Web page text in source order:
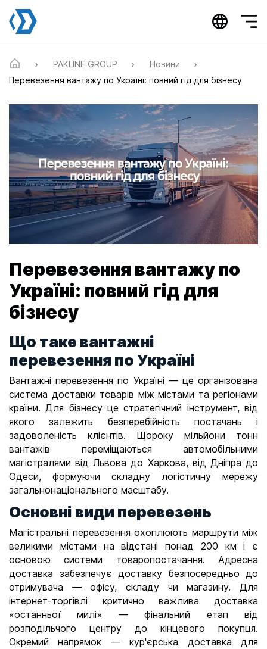
П
о
о
р
і
н
к
о
в
а
в
і
г
ц
і
я
-
в
а
ш
ш
л
я
х
н
а
с
а
й
т
і
PAKLINE GROUPPAKLINE GROUP
Новини
Перевезення вантажу по Україні: повний гід для бізнесу
Перевезення вантажу по
Україні: повний гід для
бізнесу
Що таке вантажні
перевезення по Україні
Вантажні перевезення по Україні — це організована
система доставки товарів між містами та регіонами
країни. Для бізнесу це стратегічний інструмент, від
якого залежить безперебійність постачань і
задоволеність клієнтів. Щороку мільйони тонн
вантажів переміщаються автомобільними
магістралями від Львова до Харкова, від Дніпра до
Одеси, формуючи складну логістичну мережу
загальнонаціонального масштабу.
Основні види перевезень
Магістральні перевезення охоплюють маршрути між
великими містами на відстані понад 200 км і є
основою системи товаропостачання. Адресна
доставка забезпечує доставку безпосередньо до
отримувача — офісу, складу чи магазину. Для
інтернет-торгівлі критично важлива доставка
«останньої милі» — фінальний етап від
розподільчого центру до кінцевого покупця.
Окремий напрямок — кур'єрська доставка для